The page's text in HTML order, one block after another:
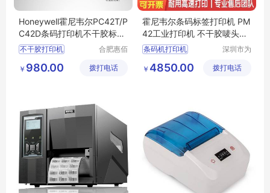
Honeywell霍尼韦尔PC42T/P
C42D条码打印机不干胶标签
热敏纸打印机
不干胶打印机
热敏纸打印机
合肥惠佰
有限公司
￥ 980.00 拨打电话
霍尼韦尔条码标签打印机 PM
42工业打印机 不干胶唛头打
印机 二维码条形码打印机
条码机打印机
服装水洗标打印机
深圳市为
限公司
￥ 4850.00 拨打电话